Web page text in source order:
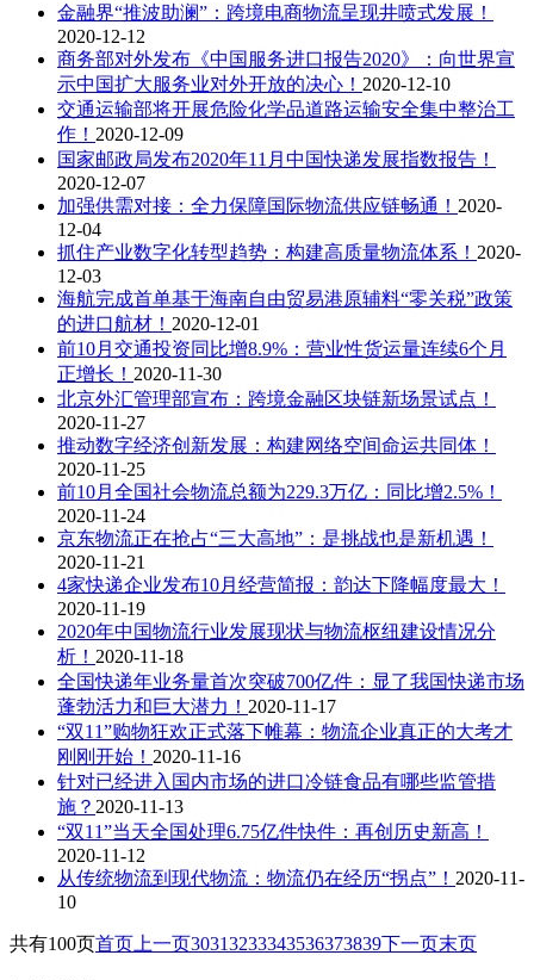
金融界“推波助澜”：跨境电商物流呈现井喷式发展！
2020-12-12
商务部对外发布《中国服务进口报告2020》：向世界宣
示中国扩大服务业对外开放的决心！ 2020-12-10
交通运输部将开展危险化学品道路运输安全集中整治工
作！ 2020-12-09
国家邮政局发布2020年11月中国快递发展指数报告！
2020-12-07
加强供需对接：全力保障国际物流供应链畅通！ 2020-
12-04
抓住产业数字化转型趋势：构建高质量物流体系！ 2020-
12-03
海航完成首单基于海南自由贸易港原辅料“零关税”政策
的进口航材！ 2020-12-01
前10月交通投资同比增8.9%：营业性货运量连续6个月
正增长！ 2020-11-30
北京外汇管理部宣布：跨境金融区块链新场景试点！
2020-11-27
推动数字经济创新发展：构建网络空间命运共同体！
2020-11-25
前10月全国社会物流总额为229.3万亿：同比增2.5%！
2020-11-24
京东物流正在抢占“三大高地”：是挑战也是新机遇！
2020-11-21
4家快递企业发布10月经营简报：韵达下降幅度最大！
2020-11-19
2020年中国物流行业发展现状与物流枢纽建设情况分
析！ 2020-11-18
全国快递年业务量首次突破700亿件：显了我国快递市场
蓬勃活力和巨大潜力！ 2020-11-17
“双11”购物狂欢正式落下帷幕：物流企业真正的大考才
刚刚开始！ 2020-11-16
针对已经进入国内市场的进口冷链食品有哪些监管措
施？ 2020-11-13
“双11”当天全国处理6.75亿件快件：再创历史新高！
2020-11-12
从传统物流到现代物流：物流仍在经历“拐点”！ 2020-11-
10
共有100页首页 上一页30313233343536373839下一页末页